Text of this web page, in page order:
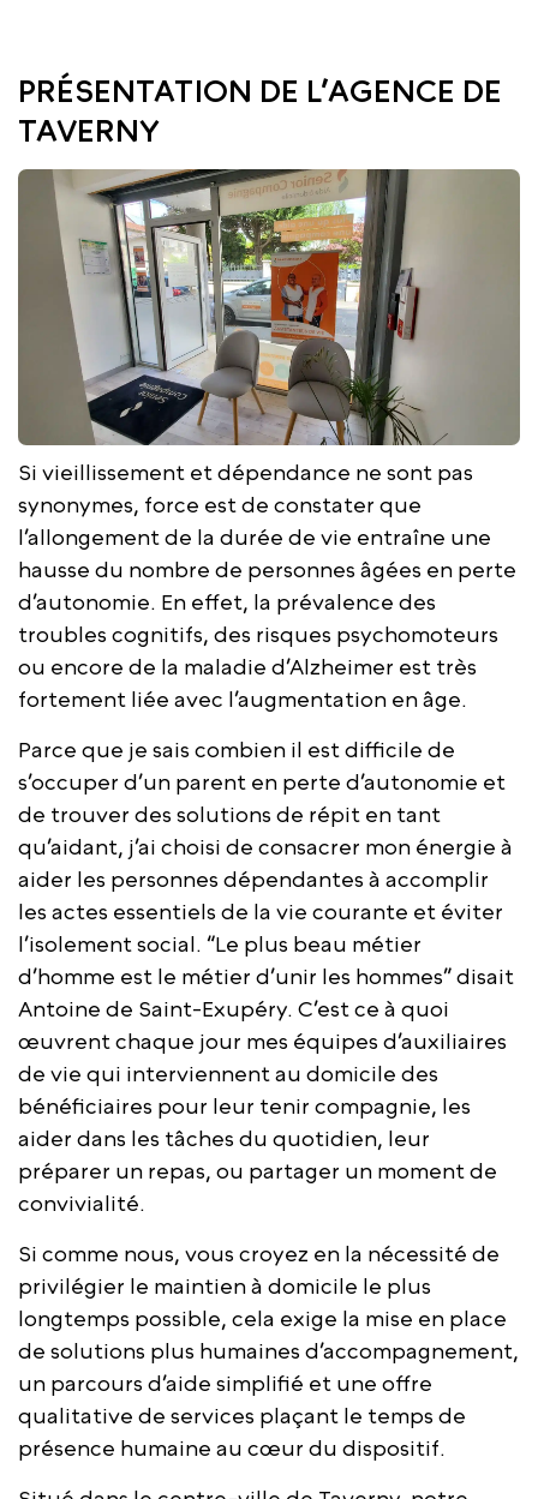
PRÉSENTATION DE L’AGENCE DE
TAVERNY
Si vieillissement et dépendance ne sont pas
synonymes, force est de constater que
l’allongement de la durée de vie entraîne une
hausse du nombre de personnes âgées en perte
d’autonomie. En effet, la prévalence des
troubles cognitifs, des risques psychomoteurs
ou encore de la maladie d’Alzheimer est très
fortement liée avec l’augmentation en âge.
Parce que je sais combien il est difficile de
s’occuper d’un parent en perte d’autonomie et
de trouver des solutions de répit en tant
qu’aidant, j’ai choisi de consacrer mon énergie à
aider les personnes dépendantes à accomplir
les actes essentiels de la vie courante et éviter
l’isolement social. “Le plus beau métier
d’homme est le métier d’unir les hommes” disait
Antoine de Saint-Exupéry. C’est ce à quoi
œuvrent chaque jour mes équipes d’auxiliaires
de vie qui interviennent au domicile des
bénéficiaires pour leur tenir compagnie, les
aider dans les tâches du quotidien, leur
préparer un repas, ou partager un moment de
convivialité.
Si comme nous, vous croyez en la nécessité de
privilégier le maintien à domicile le plus
longtemps possible, cela exige la mise en place
de solutions plus humaines d’accompagnement,
un parcours d’aide simplifié et une offre
qualitative de services plaçant le temps de
présence humaine au cœur du dispositif.